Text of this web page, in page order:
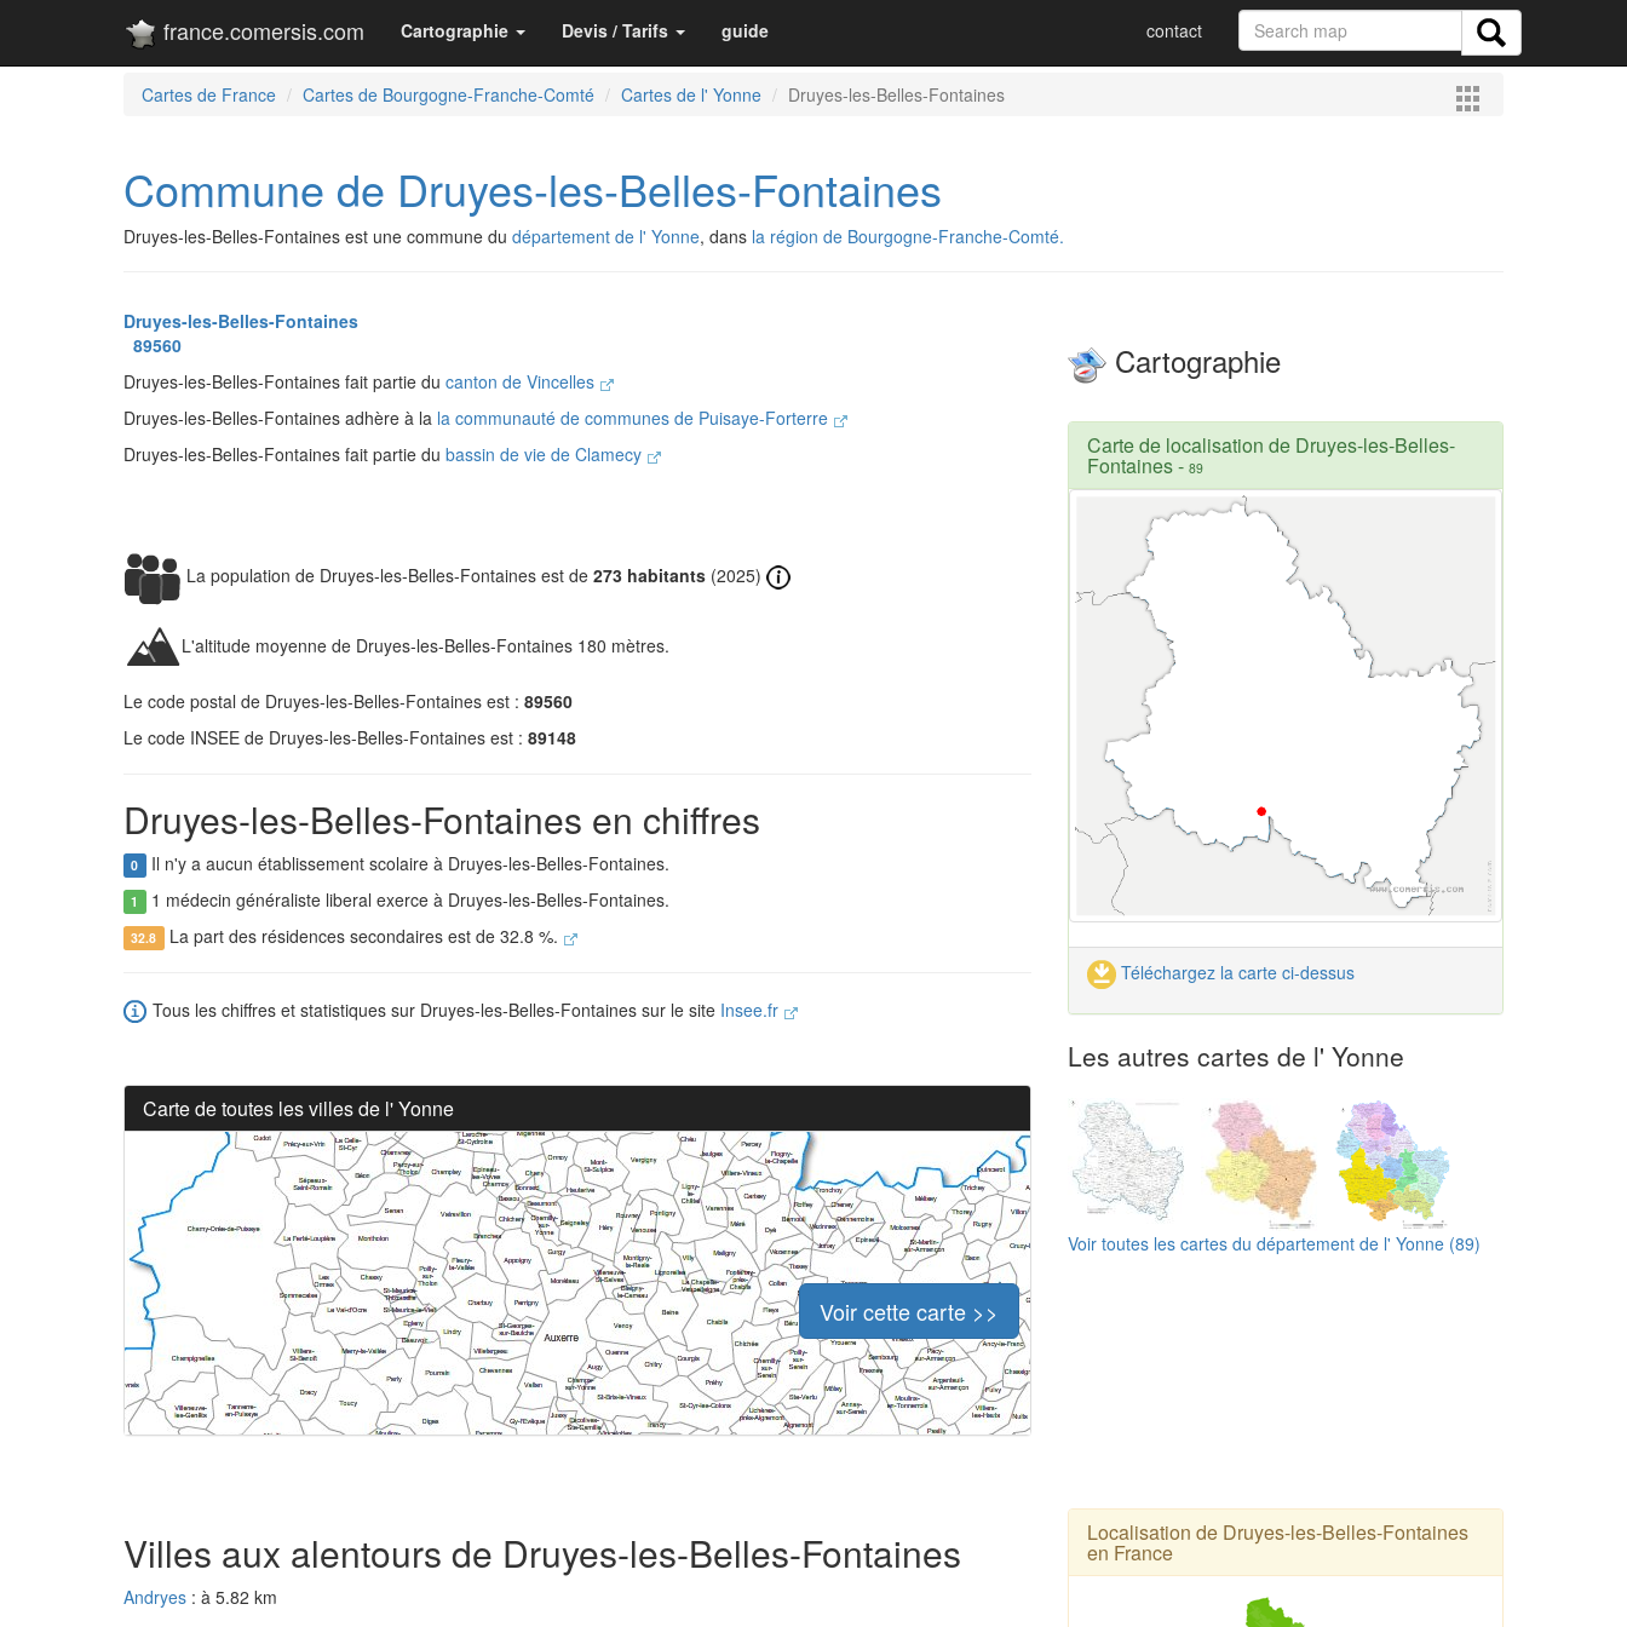
france.comersis.com Cartographie Devis / Tarifs guide contact
Cartes de France Cartes de Bourgogne-Franche-Comté Cartes de l' Yonne Druyes-les-Belles-Fontaines
Commune de Druyes-les-Belles-Fontaines
Druyes-les-Belles-Fontaines est une commune du département de l' Yonne, dans la région de Bourgogne-Franche-Comté.
Druyes-les-Belles-Fontaines
89560
Druyes-les-Belles-Fontaines fait partie du canton de Vincelles
Druyes-les-Belles-Fontaines adhère à la la communauté de communes de Puisaye-Forterre
Druyes-les-Belles-Fontaines fait partie du bassin de vie de Clamecy
La population de Druyes-les-Belles-Fontaines est de 273 habitants (2025)
L'altitude moyenne de Druyes-les-Belles-Fontaines 180 mètres.
Le code postal de Druyes-les-Belles-Fontaines est : 89560
Le code INSEE de Druyes-les-Belles-Fontaines est : 89148
Druyes-les-Belles-Fontaines en chiffres
0 Il n'y a aucun établissement scolaire à Druyes-les-Belles-Fontaines.
1 1 médecin généraliste liberal exerce à Druyes-les-Belles-Fontaines.
32.8 La part des résidences secondaires est de 32.8 %.
Tous les chiffres et statistiques sur Druyes-les-Belles-Fontaines sur le site Insee.fr
Carte de toutes les villes de l' Yonne
Voir cette carte >>
Cartographie
Carte de localisation de Druyes-les-Belles-
Fontaines- 89
Téléchargez la carte ci-dessus
Les autres cartes de l' Yonne
Voir toutes les cartes du département de l' Yonne (89)
Villes aux alentours de Druyes-les-Belles-Fontaines
Andryes : à 5.82 km
Localisation de Druyes-les-Belles-Fontaines
en France